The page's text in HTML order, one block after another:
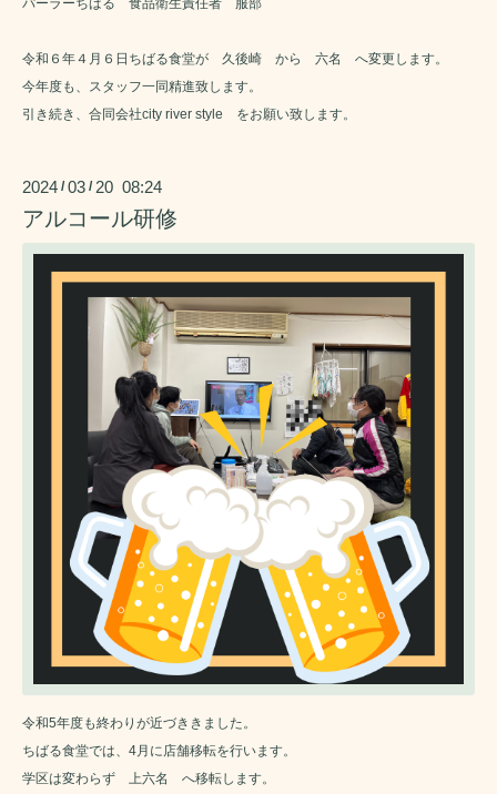
パーラーちばる 食品衛生責任者 服部
令和６年４月６日ちばる食堂が 久後崎 から 六名 へ変更します。
今年度も、スタッフ一同精進致します。
引き続き、合同会社city river style をお願い致します。
2024 /03 / 20 08:24
アルコール研修
令和5年度も終わりが近づききました。
ちばる食堂では、4月に店舗移転を行います。
学区は変わらず 上六名 へ移転します。